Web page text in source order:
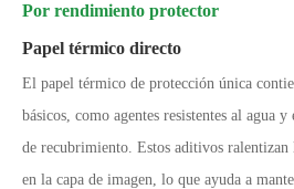
Por rendimiento protector
Papel térmico directo
El papel térmico de protección única
básicos, como agentes resistentes al agua
de recubrimiento. Estos aditivos ralentizan
en la capa de imagen, lo que ayuda a